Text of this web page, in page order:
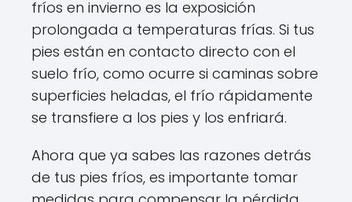
fríos en invierno es la exposición
prolongada a temperaturas frías. Si tus
pies están en contacto directo con el
suelo frío, como ocurre si caminas sobre
superficies heladas, el frío rápidamente
se transfiere a los pies y los enfriará.
Ahora que ya sabes las razones detrás
de tus pies fríos, es importante tomar